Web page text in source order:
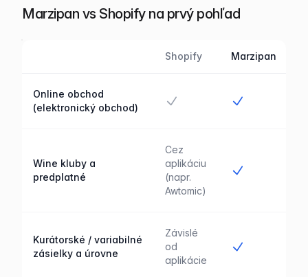
Marzipan vs Shopify na prvý pohľad
Shopify Marzipan
Online obchod
(elektronický obchod)
Wine kluby a
predplatné
Cez
aplikáciu
(napr.
Awtomic)
Kurátorské / variabilné
zásielky a úrovne
Závislé
od
aplikácie